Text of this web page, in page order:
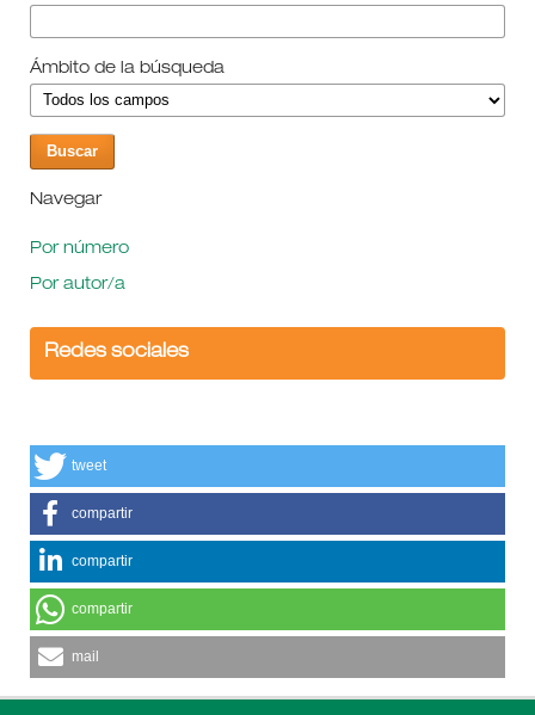
Ámbito de la búsqueda
Navegar
Por número
Por autor/a
Redes sociales
tweet
compartir
compartir
compartir
mail